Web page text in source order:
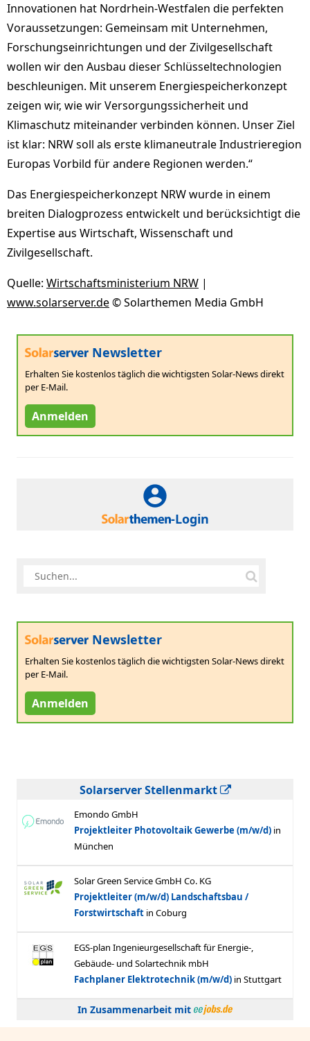
Innovationen hat Nordrhein-Westfalen die perfekten
Voraussetzungen: Gemeinsam mit Unternehmen,
Forschungseinrichtungen und der Zivilgesellschaft
wollen wir den Ausbau dieser Schlüsseltechnologien
beschleunigen. Mit unserem Energiespeicherkonzept
zeigen wir, wie wir Versorgungssicherheit und
Klimaschutz miteinander verbinden können. Unser Ziel
ist klar: NRW soll als erste klimaneutrale Industrieregion
Europas Vorbild für andere Regionen werden.“
Das Energiespeicherkonzept NRW wurde in einem
breiten Dialogprozess entwickelt und berücksichtigt die
Expertise aus Wirtschaft, Wissenschaft und
Zivilgesellschaft.
Quelle: Wirtschaftsministerium NRW |
www.solarserver.de© Solarthemen Media GmbH
Newsletter
Erhalten Sie kostenlos täglich die wichtigsten Solar-News direkt
per E-Mail.
Anmelden
-Login
Newsletter
Erhalten Sie kostenlos täglich die wichtigsten Solar-News direkt
per E-Mail.
Anmelden
Solarserver Stellenmarkt
In Zusammenarbeit mit